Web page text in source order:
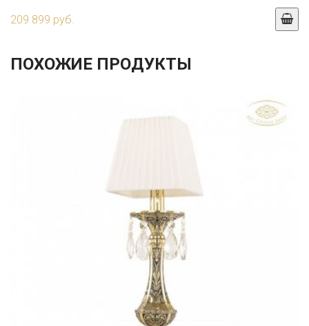
209 899 руб.
ПОХОЖИЕ ПРОДУКТЫ